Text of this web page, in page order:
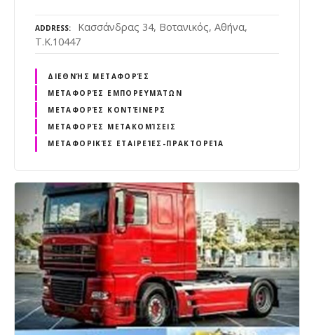
ADDRESS
Κασσάνδρας 34, Βοτανικός, Αθήνα,
Τ.Κ.10447
ΔΙΕΘΝΉΣ ΜΕΤΑΦΟΡΈΣ
ΜΕΤΑΦΟΡΈΣ ΕΜΠΟΡΕΥΜΆΤΩΝ
ΜΕΤΑΦΟΡΈΣ ΚΟΝΤΈΙΝΕΡΣ
ΜΕΤΑΦΟΡΈΣ ΜΕΤΑΚΟΜΊΣΕΙΣ
ΜΕΤΑΦΟΡΙΚΈΣ ΕΤΑΙΡΕΊΕΣ-ΠΡΑΚΤΟΡΕΊΑ